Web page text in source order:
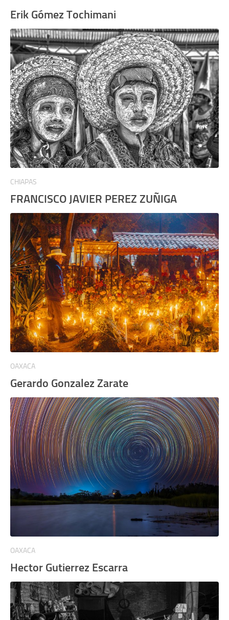
Erik Gómez Tochimani
CHIAPAS
FRANCISCO JAVIER PEREZ ZUÑIGA
OAXACA
Gerardo Gonzalez Zarate
OAXACA
Hector Gutierrez Escarra